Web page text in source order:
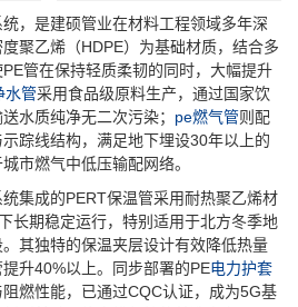
，是建硕管业在材料工程领域多年深
聚乙烯（HDPE）为基础材质，结合多
管在保持轻质柔韧的同时，大幅提升
水管采用食品级原料生产，通过国家饮
水质纯净无二次污染； pe燃气管则配
踪线结构，满足地下埋设30年以上的
市燃气中低压输配网络。
集成的PERT保温管采用耐热聚乙烯材
期稳定运行，特别适用于北方冬季地
其独特的保温夹层设计有效降低热量
升40%以上。同步部署的PE电力护套
燃性能，已通过CQC认证，成为5G基